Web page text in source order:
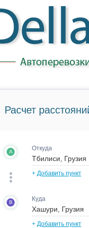
Расчет
A Откуда
+ Добавить пункт
B Куда
+ Добавить пункт